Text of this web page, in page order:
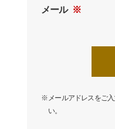
メール ※
※ メールアドレスをご
い。